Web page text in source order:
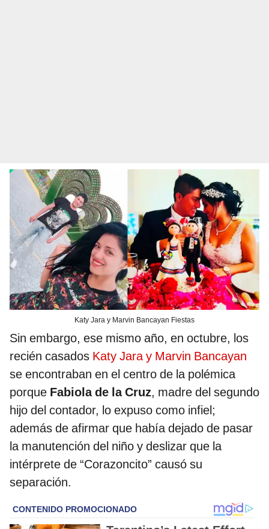
Katy Jara y Marvin Bancayan Fiestas
Sin embargo, ese mismo año, en octubre, los
recién casados Katy Jara y Marvin Bancayan
se encontraban en el centro de la polémica
porque Fabiola de la Cruz, madre del segundo
hijo del contador, lo expuso como infiel;
además de afirmar que había dejado de pasar
la manutención del niño y deslizar que la
intérprete de “Corazoncito” causó su
separación.